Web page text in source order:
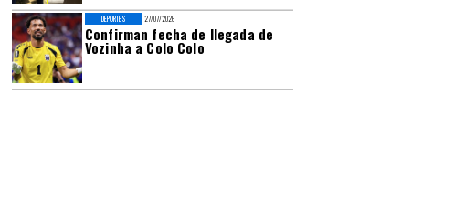
27/07/2026
Confirman fecha de llegada de
Vozinha a Colo Colo
DEPORTES